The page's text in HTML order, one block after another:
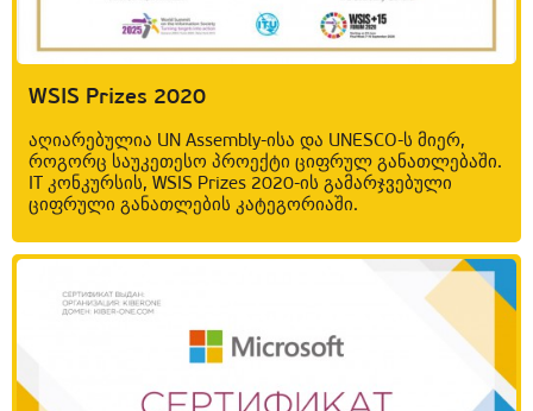
WSIS Prizes 2020
აღიარებულია UN Assembly-ისა და UNESCO-ს მიერ,
როგორც საუკეთესო პროექტი ციფრულ განათლებაში.
IT კონკურსის, WSIS Prizes 2020-ის გამარჯვებული
ციფრული განათლების კატეგორიაში.